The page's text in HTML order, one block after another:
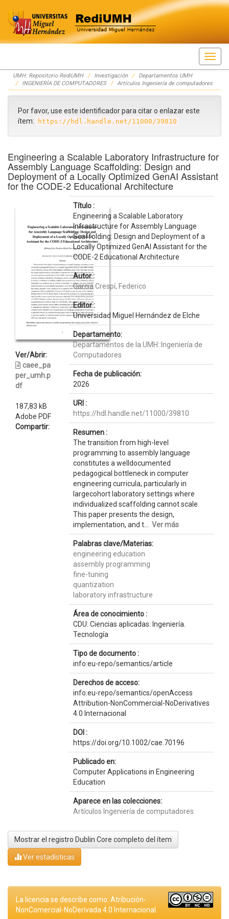
Skip
navigation
UMH: Repositorio RediUMH Investigación
Departamentos UMH
INGENIERÍA DE COMPUTADORES
Artículos Ingeniería de computadores
Por favor, use este identificador para citar o enlazar este
ítem:
https://hdl.handle.net/11000/39810
Engineering a Scalable Laboratory Infrastructure for
Assembly Language Scaffolding: Design and
Deployment of a Locally Optimized GenAI Assistant
for the CODE-2 Educational Architecture
Ver/Abrir:
caee_pa
per_umh.p
df
187,83 kB
Adobe PDF
Compartir:
Título :
Engineering a Scalable Laboratory
Infrastructure for Assembly Language
Scaffolding: Design and Deployment of a
Locally Optimized GenAI Assistant for the
CODE-2 Educational Architecture
Autor :
García Crespí, Federico
Editor :
Universidad Miguel Hernández de Elche
Departamento:
Departamentos de la UMH::Ingeniería de
Computadores
Fecha de publicación:
2026
URI :
https://hdl.handle.net/11000/39810
Resumen :
The transition from high-level
programming to assembly language
constitutes a welldocumented
pedagogical bottleneck in computer
engineering curricula, particularly in
largecohort laboratory settings where
individualized scaffolding cannot scale.
This paper presents the design,
implementation, and t... Ver más
Palabras clave/Materias:
engineering education
assembly programming
fine-tuning
quantization
laboratory infrastructure
Área de conocimiento :
CDU: Ciencias aplicadas: Ingeniería.
Tecnología
Tipo de documento :
info:eu-repo/semantics/article
Derechos de acceso:
info:eu-repo/semantics/openAccess
Attribution-NonCommercial-NoDerivatives
4.0 Internacional
DOI :
https://doi.org/10.1002/cae.70196
Publicado en:
Computer Applications in Engineering
Education
Aparece en las colecciones:
Artículos Ingeniería de computadores
Mostrar el registro Dublin Core completo del ítem
Ver estadísticas
La licencia se describe como: Atribución-
NonComercial-NoDerivada 4.0 Internacional.